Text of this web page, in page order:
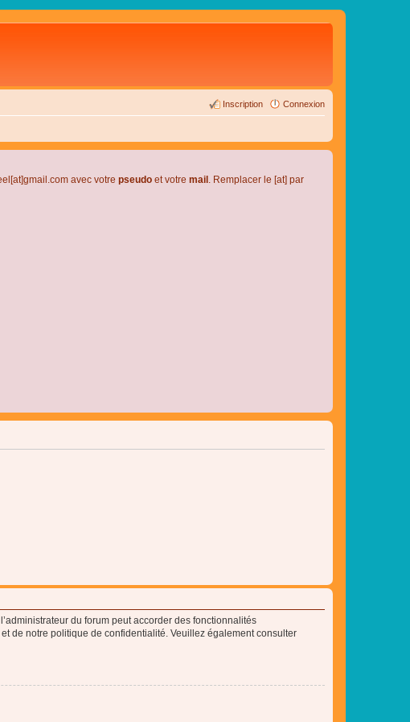
Connexion
Inscription
avec votre pseudo et votre mail . Remplacer le [at] par
du forum peut accorder des fonctionnalités
de notre politique de confidentialité. Veuillez également consulter